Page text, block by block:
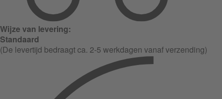
Wijze van levering:
Standaard
(De levertijd bedraagt ca. 2-5 werkdagen vanaf verzending)